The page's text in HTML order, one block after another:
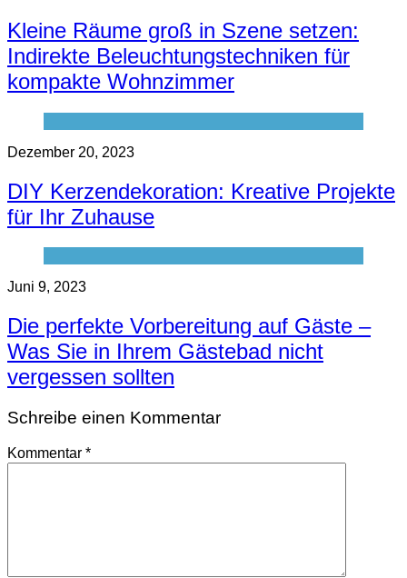
Kleine Räume groß in Szene setzen:
Indirekte Beleuchtungstechniken für
kompakte Wohnzimmer
Dezember 20, 2023
DIY Kerzendekoration: Kreative Projekte
für Ihr Zuhause
Juni 9, 2023
Die perfekte Vorbereitung auf Gäste –
Was Sie in Ihrem Gästebad nicht
vergessen sollten
Schreibe einen Kommentar
Kommentar *